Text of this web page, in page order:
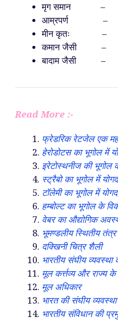
मृग समान –
आम्रपर्ण –
मीन कृतः –
कमान जैसी –
बादाम जैसी –
Read More :-
फ्रेडरिक रेटजेल एक
हेरोडोटस का भूगोल में
इरेटोस्थनीज की भूगोल
स्ट्रैबो का भूगोल में
टॉलेमी का भूगोल में
हम्बोल्ट का भूगोल के
वेबर का औद्योगिक
भूमण्डलीय स्थितीय
दक्खिनी चित्र शैली
भारतीय संघीय
मूल कर्त्तव्य और राज्य के
मूल अधिकार
भारत की संघीय व्यवस्था
भारतीय संविधान की